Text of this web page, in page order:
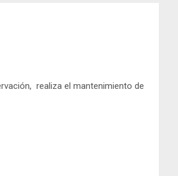
realiza el mantenimiento de